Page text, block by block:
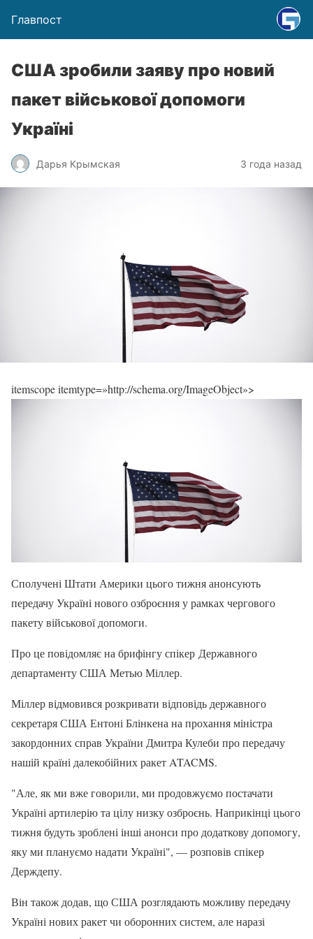
Главпост
США зробили заяву про новий
пакет військової допомоги
Україні
Дарья Крымская 3 года назад
itemscope itemtype=»http://schema.org/ImageObject»>
Сполучені Штати Америки цього тижня анонсують
передачу Україні нового озброєння у рамках чергового
пакету військової допомоги.
Про це повідомляє на брифінгу спікер Державного
департаменту США Метью Міллер.
Міллер відмовився розкривати відповідь державного
секретаря США Ентоні Блінкена на прохання міністра
закордонних справ України Дмитра Кулеби про передачу
нашій країні далекобійних ракет ATACMS.
"Але, як ми вже говорили, ми продовжуємо постачати
Україні артилерію та цілу низку озброєнь. Наприкінці цього
тижня будуть зроблені інші анонси про додаткову допомогу,
яку ми плануємо надати Україні", — розповів спікер
Держдепу.
Він також додав, що США розглядають можливу передачу
Україні нових ракет чи оборонних систем, але наразі